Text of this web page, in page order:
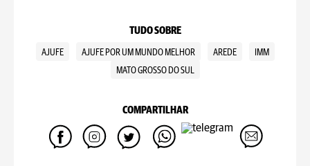
TUDO SOBRE
AJUFE AJUFE POR UM MUNDO MELHOR AREDE
IMM
MATO GROSSO DO SUL
COMPARTILHAR